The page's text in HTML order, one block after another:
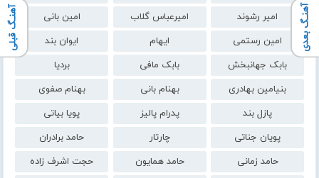
امیر رشوند
امیرعباس گلاب
امین بانی
امین رستمی
ایهام
ایوان بند
بابک جهانبخش
بابک مافی
بردیا
بنیامین بهادری
بهنام بانی
بهنام صفوی
پازل بند
پدرام پالیز
پویا بیاتی
پویان جناتی
چارتار
حامد برادران
حامد زمانی
حامد همایون
حجت اشرف زاده
آهنـگ بعدی آهنـگ قبلی